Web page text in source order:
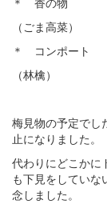
（ごま高菜）
＊ コンポート
（林檎）
梅見物の予定でし
止になりました。
代わりにどこかに
も下見をしてい
念しました。